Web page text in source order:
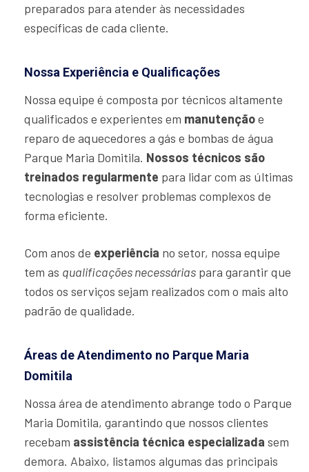
preparados para atender às necessidades
específicas de cada cliente.
Nossa Experiência e Qualificações
Nossa equipe é composta por técnicos altamente
qualificados e experientes em manutençãoe
reparo de aquecedores a gás e bombas de água
Parque Maria Domitila. Nossos técnicos são
treinados regularmente para lidar com as últimas
tecnologias e resolver problemas complexos de
forma eficiente.
Com anos de experiência no setor, nossa equipe
tem as qualificações necessárias para garantir que
todos os serviços sejam realizados com o mais alto
padrão de qualidade.
Áreas de Atendimento no Parque Maria
Domitila
Nossa área de atendimento abrange todo o Parque
Maria Domitila, garantindo que nossos clientes
recebam assistência técnica especializada sem
demora. Abaixo, listamos algumas das principais